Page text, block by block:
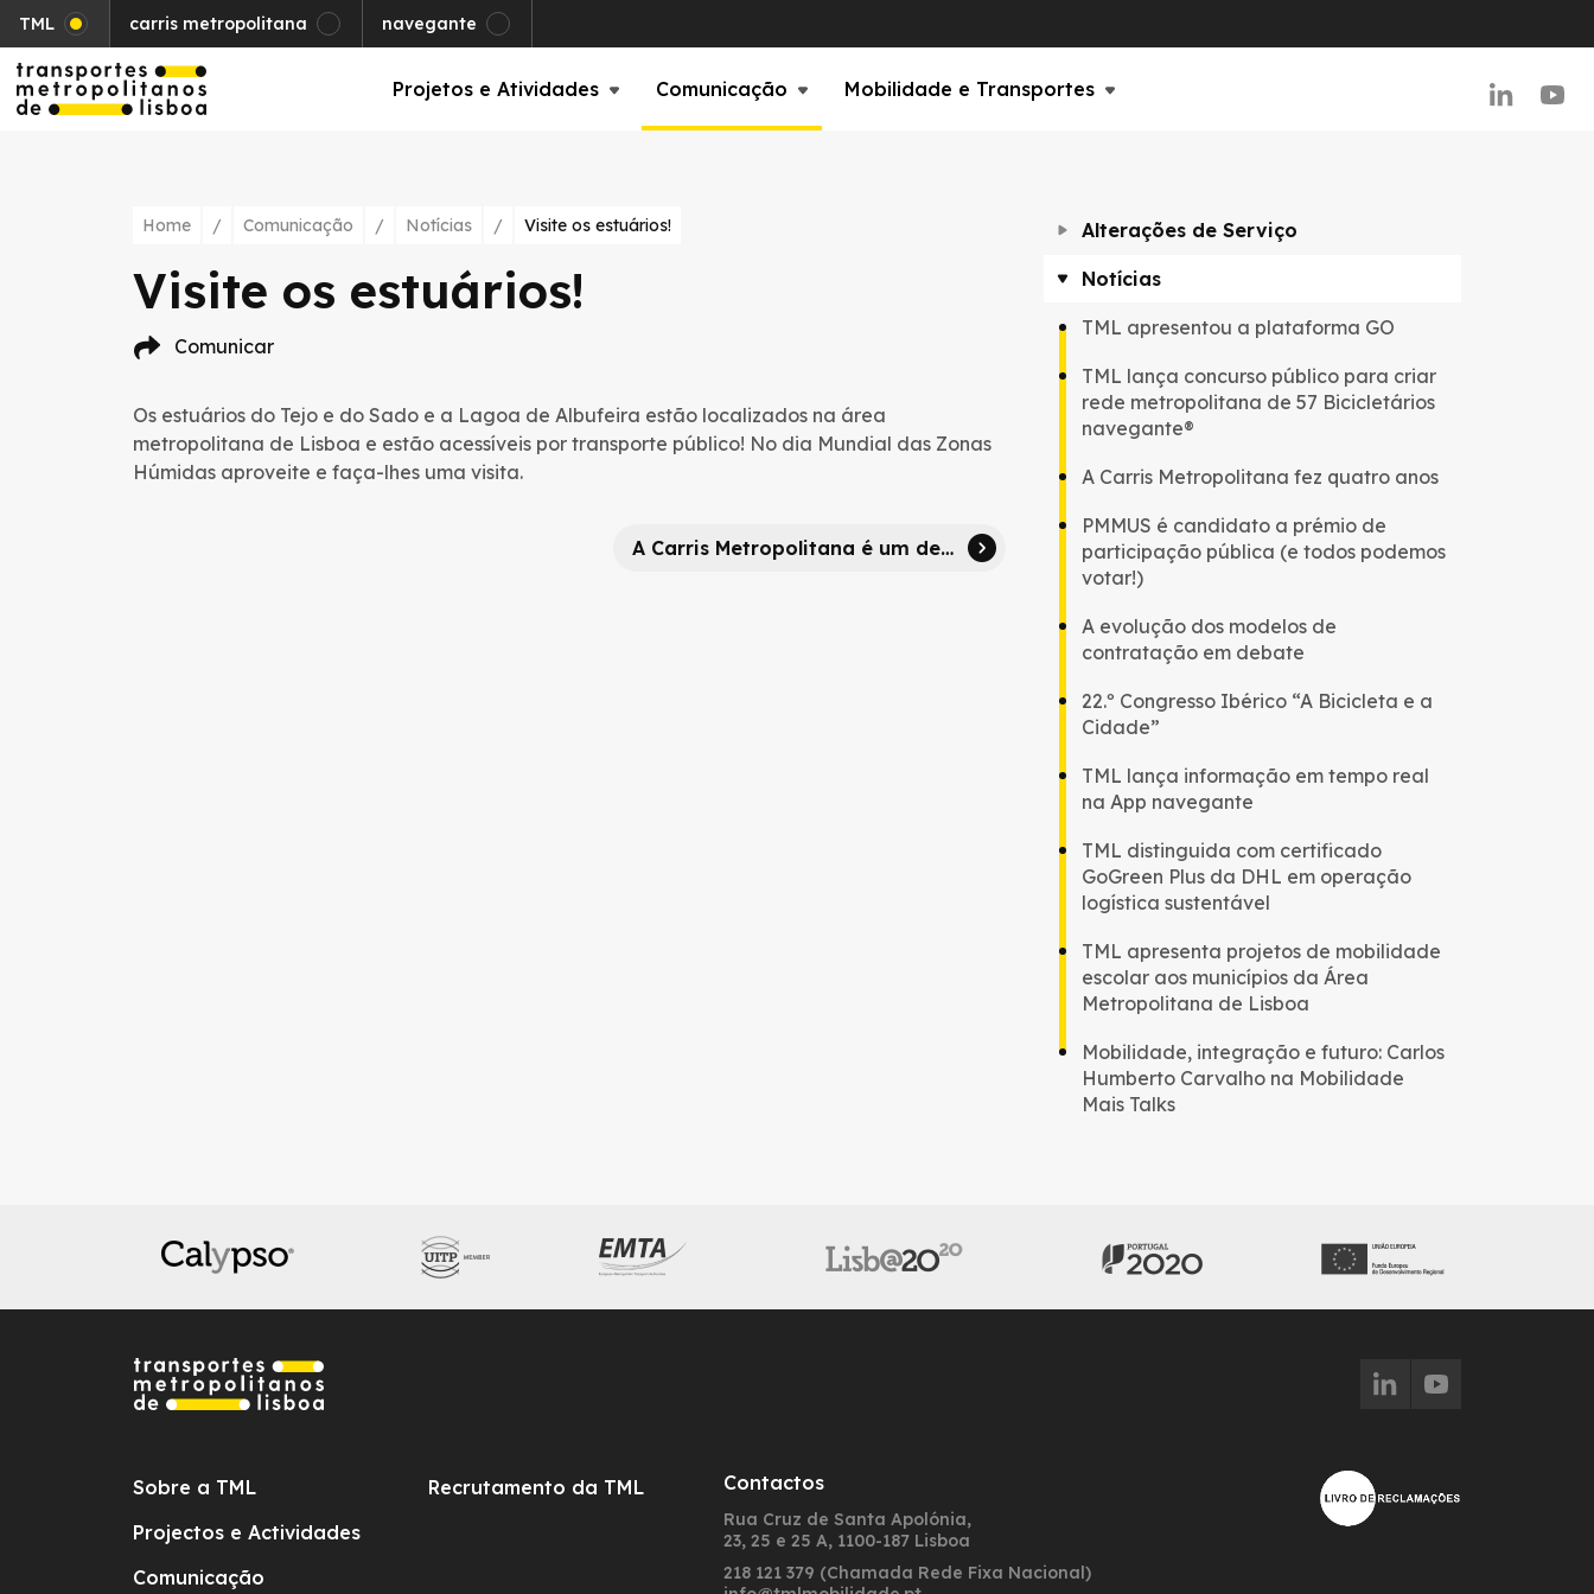
TML carris metropolitana navegante
Projetos e Atividades Comunicação Mobilidade e Transportes
Home / Comunicação / Notícias / Visite os estuários!
Visite os estuários!
Comunicar
Os estuários do Tejo e do Sado e a Lagoa de Albufeira estão localizados na área
metropolitana de Lisboa e estão acessíveis por transporte público! No dia Mundial das Zonas
Húmidas aproveite e faça-lhes uma visita.
A Carris Metropolitana é um desafio imenso!
Alterações de Serviço
Notícias
TML apresentou a plataforma GO
TML lança concurso público para criar
rede metropolitana de 57 Bicicletários
navegante®
A Carris Metropolitana fez quatro anos
PMMUS é candidato a prémio de
participação pública (e todos podemos
votar!)
A evolução dos modelos de
contratação em debate
22.º Congresso Ibérico “A Bicicleta e a
Cidade”
TML lança informação em tempo real
na App navegante
TML distinguida com certificado
GoGreen Plus da DHL em operação
logística sustentável
TML apresenta projetos de mobilidade
escolar aos municípios da Área
Metropolitana de Lisboa
Mobilidade, integração e futuro: Carlos
Humberto Carvalho na Mobilidade
Mais Talks
Sobre a TML
Projectos e Actividades
Comunicação
Recrutamento da TML Contactos
Rua Cruz de Santa Apolónia,
23, 25 e 25 A, 1100-187 Lisboa
218 121 379 (Chamada Rede Fixa Nacional)